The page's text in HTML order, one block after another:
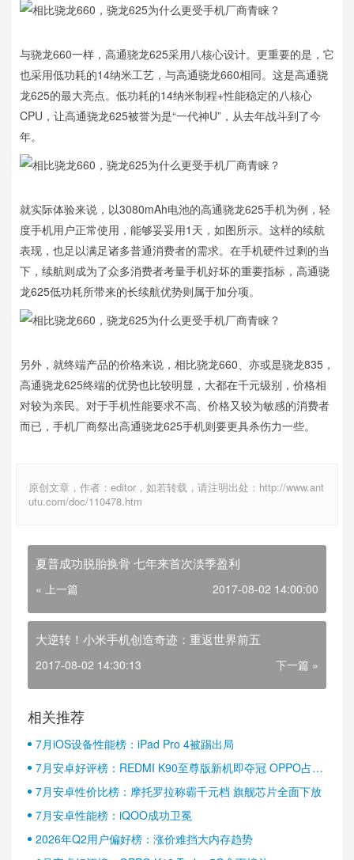
与骁龙660一样，高通骁龙625采用八核心设计。更重要的是，它
也采用低功耗的14纳米工艺，与高通骁龙660相同。这是高通骁
龙625的最大亮点。低功耗的14纳米制程+性能稳定的八核心
CPU，让高通骁龙625被誉为是“一代神U”，从去年战斗到了今
年。
就实际体验来说，以3080mAh电池的高通骁龙625手机为例，轻
度手机用户正常使用，能够妥妥用1天，如图所示。这样的续航
表现，也足以满足诸多普通消费者的需求。在手机硬件过剩的当
下，续航则成为了众多消费者考量手机好坏的重要指标，高通骁
龙625低功耗所带来的长续航优势则属于加分项。
另外，就终端产品的价格来说，相比骁龙660、亦或是骁龙835，
高通骁龙625终端的优势也比较明显，大都在千元级别，价格相
对较为亲民。对于手机性能要求不高、价格又较为敏感的消费者
而已，手机厂商祭出高通骁龙625手机则要更具杀伤力一些。
原创文章，作者：editor，如若转载，请注明出处：http://www.ant
utu.com/doc/110478.htm
夏普成功脱胎换骨 七年来首次淡季盈利
« 上一篇 2017-08-02 14:00:00
大逆转！小米手机创造奇迹：重返世界前五
2017-08-02 14:30:13 下一篇 »
相关推荐
7月iOS设备性能榜：iPad Pro 4被踢出局
7月安卓好评榜：REDMI K90至尊版新机即夺冠 OPPO占据
半壁江山
7月安卓性价比榜：摩托罗拉称霸千元档 旗舰芯片全面下放
7月安卓性能榜：iQOO成功卫冕
2026年Q2用户偏好榜：涨价难挡大内存趋势